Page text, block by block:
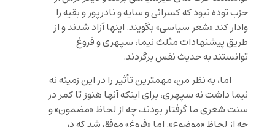
حزب توده نبود که کسرائی و سایه و نادرپور و بقیه را
وادار کند «شعر سیاسی» بگویند. اینها آزاد شدند و از
طریق پیشنهادات مثلث نیما، سپهری و فروغ
توانستند به حدیث نفس برگردند.
اما، به نظر من، مهمترین تأثیر را در این زمینه نه
نیما داشت نه سپهری، برای اینکه آنها هنوز تا کمر در
سنت شعری ما گرفتار بودند، چه از لحاظ «مضمون» و